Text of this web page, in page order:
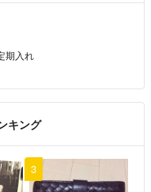
期入れ
キング
3